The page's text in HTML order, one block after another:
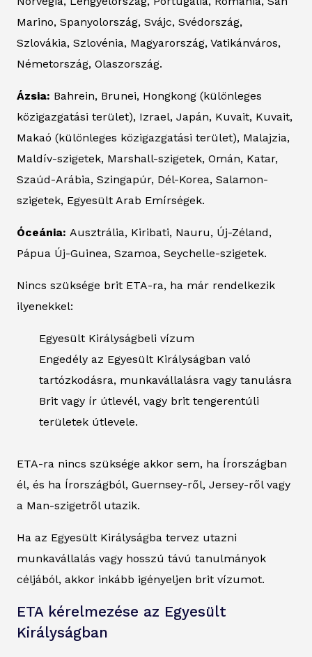
Marino, Spanyolország, Svájc, Svédország,
Szlovákia, Szlovénia, Magyarország, Vatikánváros,
Németország, Olaszország.
Ázsia: Bahrein, Brunei, Hongkong (különleges
közigazgatási terület), Izrael, Japán, Kuvait, Kuvait,
Makaó (különleges közigazgatási terület), Malajzia,
Maldív-szigetek, Marshall-szigetek, Omán, Katar,
Szaúd-Arábia, Szingapúr, Dél-Korea, Salamon-
szigetek, Egyesült Arab Emírségek.
Óceánia: Ausztrália, Kiribati, Nauru, Új-Zéland,
Pápua Új-Guinea, Szamoa, Seychelle-szigetek.
Nincs szüksége brit ETA-ra, ha már rendelkezik
ilyenekkel:
Egyesült Királyságbeli vízum
Engedély az Egyesült Királyságban való
tartózkodásra, munkavállalásra vagy tanulásra
Brit vagy ír útlevél, vagy brit tengerentúli
területek útlevele.
ETA-ra nincs szüksége akkor sem, ha Írországban
él, és ha Írországból, Guernsey-ről, Jersey-ről vagy
a Man-szigetről utazik.
Ha az Egyesült Királyságba tervez utazni
munkavállalás vagy hosszú távú tanulmányok
céljából, akkor inkább igényeljen brit vízumot.
ETA kérelmezése az Egyesült
Királyságban